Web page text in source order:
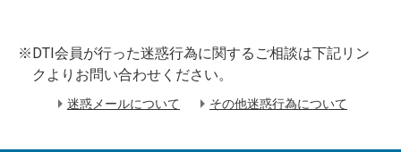
※DTI会員が行った迷惑行為に関するご相談は下記リン
クよりお問い合わせください。
迷惑メールについて その他迷惑行為について